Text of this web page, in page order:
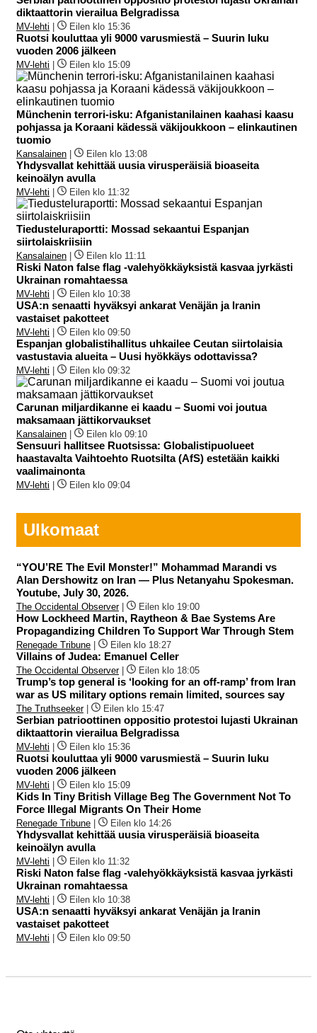
diktaattorin vierailua Belgradissa
MV-lehti Eilen klo 15:36
Ruotsi kouluttaa yli 9000 varusmiestä – Suurin luku
vuoden 2006 jälkeen
MV-lehti Eilen klo 15:09
Münchenin terrori-isku: Afganistanilainen kaahasi kaasu
pohjassa ja Koraani kädessä väkijoukkoon – elinkautinen
tuomio
Kansalainen Eilen klo 13:08
Yhdysvallat kehittää uusia virusperäisiä bioaseita
keinoälyn avulla
MV-lehti Eilen klo 11:32
Tiedusteluraportti: Mossad sekaantui Espanjan
siirtolaiskriisiin
Kansalainen Eilen klo 11:11
Riski Naton false flag -valehyökkäyksistä kasvaa jyrkästi
Ukrainan romahtaessa
MV-lehti Eilen klo 10:38
USA:n senaatti hyväksyi ankarat Venäjän ja Iranin
vastaiset pakotteet
MV-lehti Eilen klo 09:50
Espanjan globalistihallitus uhkailee Ceutan siirtolaisia
vastustavia alueita – Uusi hyökkäys odottavissa?
MV-lehti Eilen klo 09:32
Carunan miljardikanne ei kaadu – Suomi voi joutua
maksamaan jättikorvaukset
Kansalainen Eilen klo 09:10
Sensuuri hallitsee Ruotsissa: Globalistipuolueet
haastavalta Vaihtoehto Ruotsilta (AfS) estetään kaikki
vaalimainonta
MV-lehti Eilen klo 09:04
Ulkomaat
“YOU’RE The Evil Monster!” Mohammad Marandi vs
Alan Dershowitz on Iran — Plus Netanyahu Spokesman.
Youtube, July 30, 2026.
The Occidental Observer| Eilen klo 19:00
How Lockheed Martin, Raytheon & Bae Systems Are
Propagandizing Children To Support War Through Stem
Renegade Tribune Eilen klo 18:27
Villains of Judea: Emanuel Celler
The Occidental Observer| Eilen klo 18:05
Trump’s top general is ‘looking for an off-ramp’ from Iran
war as US military options remain limited, sources say
The Truthseeker| Eilen klo 15:47
Serbian patrioottinen oppositio protestoi lujasti Ukrainan
diktaattorin vierailua Belgradissa
MV-lehti Eilen klo 15:36
Ruotsi kouluttaa yli 9000 varusmiestä – Suurin luku
vuoden 2006 jälkeen
MV-lehti Eilen klo 15:09
Kids In Tiny British Village Beg The Government Not To
Force Illegal Migrants On Their Home
Renegade Tribune Eilen klo 14:26
Yhdysvallat kehittää uusia virusperäisiä bioaseita
keinoälyn avulla
MV-lehti Eilen klo 11:32
Riski Naton false flag -valehyökkäyksistä kasvaa jyrkästi
Ukrainan romahtaessa
MV-lehti Eilen klo 10:38
USA:n senaatti hyväksyi ankarat Venäjän ja Iranin
vastaiset pakotteet
MV-lehti Eilen klo 09:50